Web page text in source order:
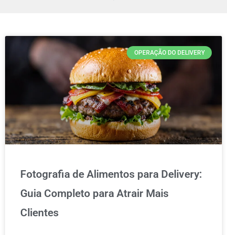
OPERAÇÃO DO DELIVERY
Fotografia de Alimentos para Delivery:
Guia Completo para Atrair Mais
Clientes